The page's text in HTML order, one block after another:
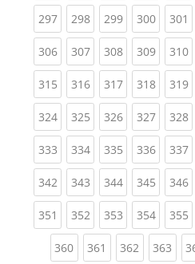
297(current)
298(current)
299(current)
300(current)
301
306(current)
307(current)
308(current)
309(current)
310
315(current)
316(current)
317(current)
318(current)
319
324(current)
325(current)
326(current)
327(current)
328
333(current)
334(current)
335(current)
336(current)
337
342(current)
343(current)
344(current)
345(current)
346
351 (current)
352(current)
353(current)
354(current)
355
360(current)
361 (current)
362 (current)
363